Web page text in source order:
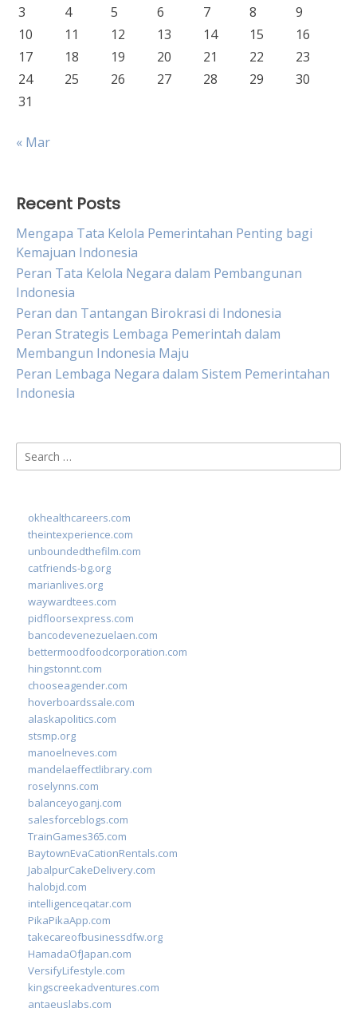
3 4 5 6 7 8
9
10
11 12 13 14 15
16
17
18 19 20 21 22
23
24
25 26 27 28 29
30
31
« Mar
Recent Posts
Mengapa Tata Kelola Pemerintahan Penting bagi
Kemajuan Indonesia
Peran Tata Kelola Negara dalam Pembangunan
Indonesia
Peran dan Tantangan Birokrasi di Indonesia
Peran Strategis Lembaga Pemerintah dalam
Membangun Indonesia Maju
Peran Lembaga Negara dalam Sistem Pemerintahan
Indonesia
Search
for:
okhealthcareers.com
theintexperience.com
unboundedthefilm.com
catfriends-bg.org
marianlives.org
waywardtees.com
pidfloorsexpress.com
bancodevenezuelaen.com
bettermoodfoodcorporation.com
hingstonnt.com
chooseagender.com
hoverboardssale.com
alaskapolitics.com
stsmp.org
manoelneves.com
mandelaeffectlibrary.com
roselynns.com
balanceyoganj.com
salesforceblogs.com
TrainGames365.com
BaytownEvaCationRentals.com
JabalpurCakeDelivery.com
halobjd.com
intelligenceqatar.com
PikaPikaApp.com
takecareofbusinessdfw.org
HamadaOfJapan.com
VersifyLifestyle.com
kingscreekadventures.com
antaeuslabs.com